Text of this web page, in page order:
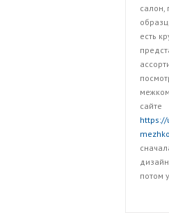
салон,
есть
сайте
https://
потом